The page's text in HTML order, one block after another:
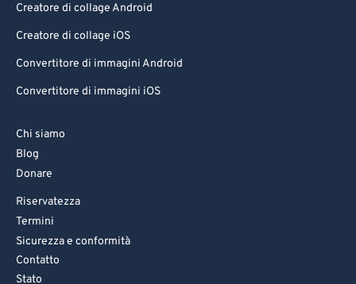
Creatore di collage Android
Creatore di collage iOS
Convertitore di immagini Android
Convertitore di immagini iOS
Chi siamo
Blog
Donare
Riservatezza
Termini
Sicurezza e conformità
Contatto
Stato